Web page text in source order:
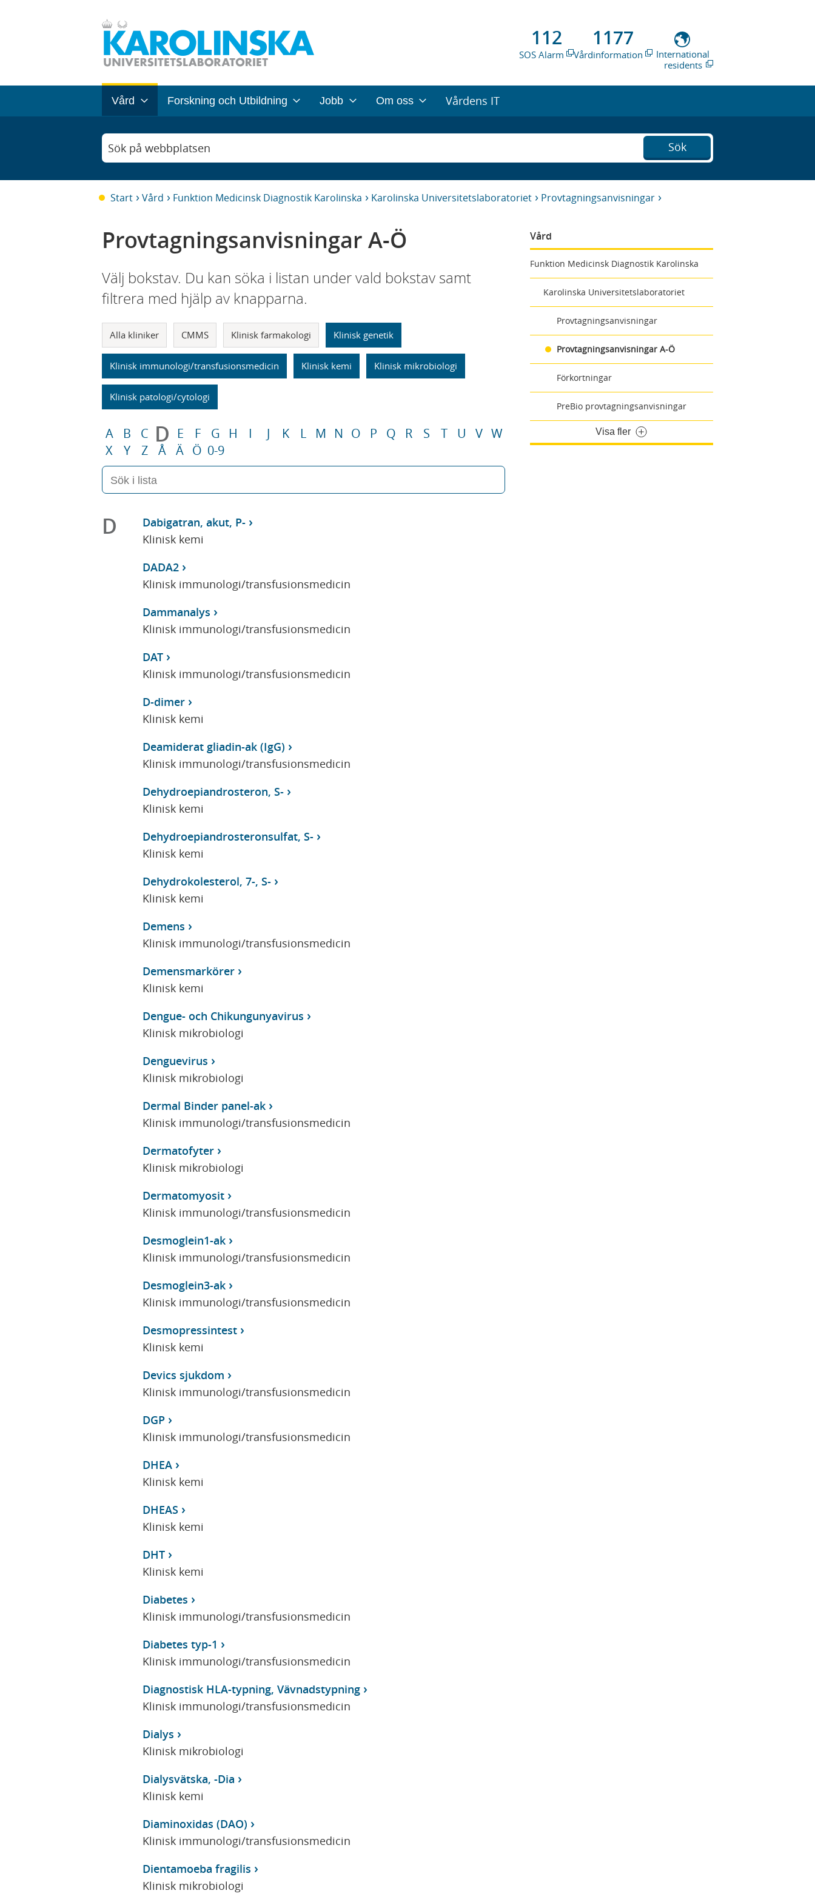
112
SOS Alarm
1177
Vårdinformation
International
residents
Vård Forskning och Utbildning Jobb Om oss Vårdens IT
Sök på webbplatsen Sök
Start Vård Funktion Medicinsk Diagnostik Karolinska Karolinska Universitetslaboratoriet Provtagningsanvisningar
Vård
Funktion Medicinsk Diagnostik Karolinska
Karolinska Universitetslaboratoriet
Provtagningsanvisningar
Provtagningsanvisningar A-Ö
Förkortningar
PreBio provtagningsanvisningar
Visa fler
Provtagningsanvisningar A-Ö
Välj bokstav. Du kan söka i listan under vald bokstav samt
filtrera med hjälp av knapparna.
Alla kliniker CMMS Klinisk farmakologi Klinisk genetik
Klinisk immunologi/transfusionsmedicin Klinisk kemi Klinisk mikrobiologi
Klinisk patologi/cytologi
A B C D E F G H I J K L M N O P Q R S T U V W
X
Y Z Å Ä Ö 0-9
D
Dabigatran, akut, P-
Klinisk kemi
DADA2
Klinisk immunologi/transfusionsmedicin
Dammanalys
Klinisk immunologi/transfusionsmedicin
DAT
Klinisk immunologi/transfusionsmedicin
D-dimer
Klinisk kemi
Deamiderat gliadin-ak (IgG)
Klinisk immunologi/transfusionsmedicin
Dehydroepiandrosteron, S-
Klinisk kemi
Dehydroepiandrosteronsulfat, S-
Klinisk kemi
Dehydrokolesterol, 7-, S-
Klinisk kemi
Demens
Klinisk immunologi/transfusionsmedicin
Demensmarkörer
Klinisk kemi
Dengue- och Chikungunyavirus
Klinisk mikrobiologi
Denguevirus
Klinisk mikrobiologi
Dermal Binder panel-ak
Klinisk immunologi/transfusionsmedicin
Dermatofyter
Klinisk mikrobiologi
Dermatomyosit
Klinisk immunologi/transfusionsmedicin
Desmoglein1-ak
Klinisk immunologi/transfusionsmedicin
Desmoglein3-ak
Klinisk immunologi/transfusionsmedicin
Desmopressintest
Klinisk kemi
Devics sjukdom
Klinisk immunologi/transfusionsmedicin
DGP
Klinisk immunologi/transfusionsmedicin
DHEA
Klinisk kemi
DHEAS
Klinisk kemi
DHT
Klinisk kemi
Diabetes
Klinisk immunologi/transfusionsmedicin
Diabetes typ-1
Klinisk immunologi/transfusionsmedicin
Diagnostisk HLA-typning, Vävnadstypning
Klinisk immunologi/transfusionsmedicin
Dialys
Klinisk mikrobiologi
Dialysvätska, -Dia
Klinisk kemi
Diaminoxidas (DAO)
Klinisk immunologi/transfusionsmedicin
Dientamoeba fragilis
Klinisk mikrobiologi